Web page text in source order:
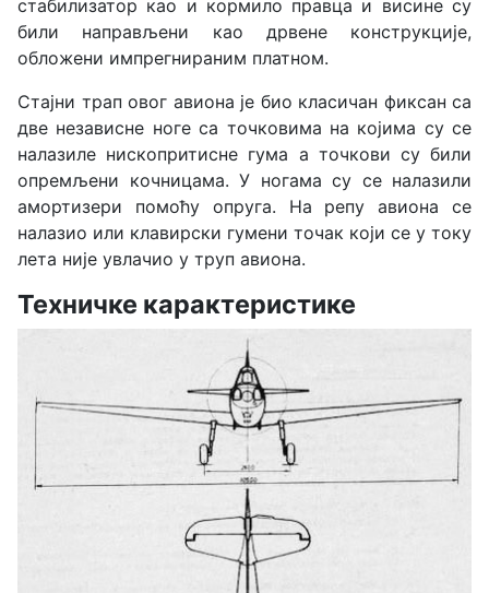
стабилизатор као и кормило правца и висине су
били направљени као дрвене конструкције,
обложени импрегнираним платном.
Стајни трап овог авиона је био класичан фиксан са
две независне ноге са точковима на којима су се
налазиле нископритисне гума а точкови су били
опремљени кочницама. У ногама су се налазили
амортизери помоћу опруга. На репу авиона се
налазио или клавирски гумени точак који се у току
лета није увлачио у труп авиона.
Техничке карактеристике